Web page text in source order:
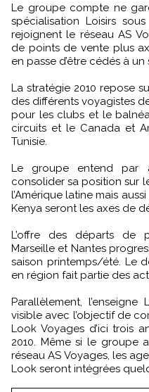
Le groupe compte ne
spécialisation Loisirs
rejoignent le réseau AS
de points de vente plus
en passe d’être cédés à
La stratégie 2010 repose
des différents voyagistes
pour les clubs et le
circuits et le Canada et
Tunisie.
Le groupe entend par
consolider sa position sur
l’Amérique latine mais
Kenya seront les axes de
L’offre des départs de
Marseille et Nantes
saison printemps/été. Le
en région fait partie des
Parallèlement,
visible avec l’objectif de
Look Voyages d’ici trois
2010. Même si le groupe
réseau AS Voyages, les
Look seront intégrées